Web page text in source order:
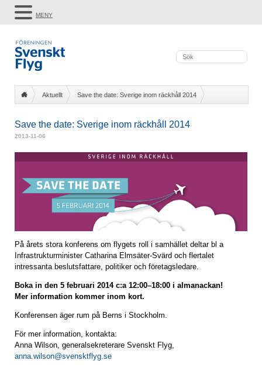
Aktuellt Save the date: Sverige inom räckhåll 2014
Save the date: Sverige inom räckhåll 2014
2013-11-06
På årets stora konferens om flygets roll i samhället deltar bl a
Infrastrukturminister Catharina Elmsäter-Svärd och flertalet
intressanta beslutsfattare, politiker och företagsledare.
Boka in den 5 februari 2014 c:a 12:00–18:00 i almanackan!
Mer information kommer inom kort.
Konferensen äger rum på Berns i Stockholm.
För mer information, kontakta:
Anna Wilson, generalsekreterare Svenskt Flyg,
anna.wilson@svensktflyg.se
MENY